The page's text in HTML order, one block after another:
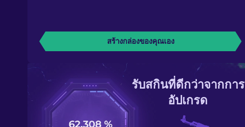
สร้างกล่องของคุณเอง
รับสกินที่ดีกว่าจากการ
อัปเกรด